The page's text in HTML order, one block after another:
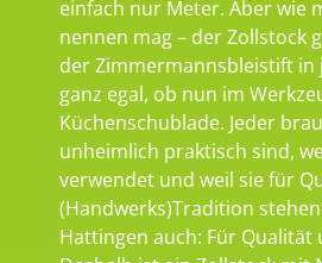
einfach nur Meter. Aber wie
nennen mag – der Zollstock
der Zimmermannsbleistift in
ganz egal, ob nun im
Küchenschublade. Jeder
unheimlich praktisch sind,
verwendet und weil sie für
(Handwerks)Tradition
Hattingen auch: Für Qualität